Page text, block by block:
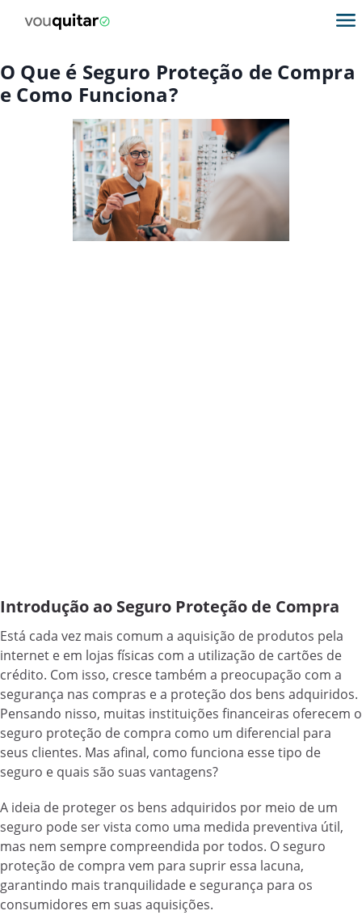
O Que é Seguro Proteção de Compra
e Como Funciona?
Introdução ao Seguro Proteção de Compra
Está cada vez mais comum a aquisição de produtos pela
internet e em lojas físicas com a utilização de cartões de
crédito. Com isso, cresce também a preocupação com a
segurança nas compras e a proteção dos bens adquiridos.
Pensando nisso, muitas instituições financeiras oferecem o
seguro proteção de compra como um diferencial para
seus clientes. Mas afinal, como funciona esse tipo de
seguro e quais são suas vantagens?
A ideia de proteger os bens adquiridos por meio de um
seguro pode ser vista como uma medida preventiva útil,
mas nem sempre compreendida por todos. O seguro
proteção de compra vem para suprir essa lacuna,
garantindo mais tranquilidade e segurança para os
consumidores em suas aquisições.